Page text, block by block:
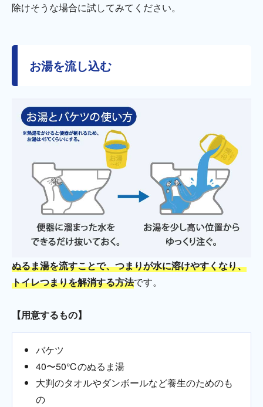
除けそうな場合に試してみてください。
お湯を流し込む
ぬるま湯を流すことで、つまりが水に溶けやすくなり、
トイレつまりを解消する方法です。
【用意するもの】
バケツ
40〜50℃のぬるま湯
大判のタオルやダンボールなど養生のためのも
の